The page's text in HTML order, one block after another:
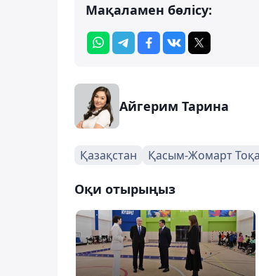
Мақаламен бөлісу:
Айгерим Тарина
Қазақстан Қасым-Жомарт
Оқи отырыңыз